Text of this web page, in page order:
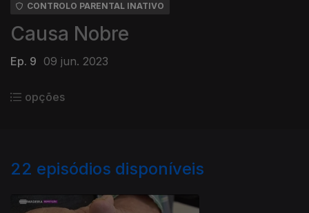
CONTROLO PARENTAL INATIVO
Causa Nobre
Ep. 9 09 jun. 2023
opções
22 episódios disponíveis